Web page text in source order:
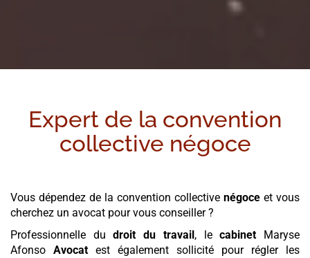
Expert de la convention
collective négoce
Vous dépendez de la convention collective négoce et vous
cherchez un avocat pour vous conseiller ?
Professionnelle dudroit du travail , lecabinet Maryse
Afonso Avocat est également sollicité pour régler les